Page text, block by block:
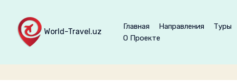
World-Travel.uz
Главная Направления Туры
О Проекте